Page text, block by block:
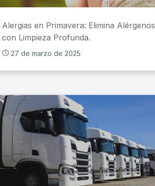
Alergias en Primavera: Elimina Alérgenos
con Limpieza Profunda.
27 de marzo de 2025